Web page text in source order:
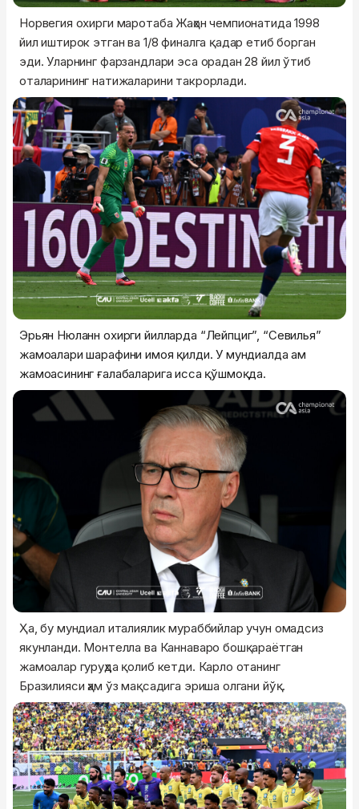
Норвегия охирги маротаба Жаҳон чемпионатида 1998
йил иштирок этган ва 1/8 финалга қадар етиб борган
эди. Уларнинг фарзандлари эса орадан 28 йил ўтиб
оталарининг натижаларини такрорлади.
Эрьян Нюланн охирги йилларда “Лейпциг”, “Севилья”
жамоалари шарафини ҳимоя қилди. У мундиалда ҳам
жамоасининг ғалабаларига ҳисса қўшмоқда.
Ҳа, бу мундиал италиялик мураббийлар учун омадсиз
якунланди. Монтелла ва Каннаваро бошқараётган
жамоалар гуруҳда қолиб кетди. Карло отанинг
Бразилияси ҳам ўз мақсадига эриша олгани йўқ.